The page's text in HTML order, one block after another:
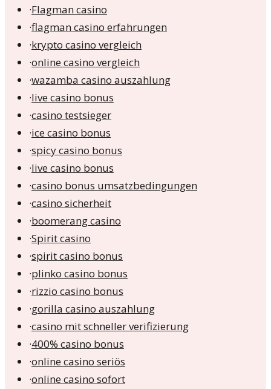
·Flagman casino
·flagman casino erfahrungen
·krypto casino vergleich
·online casino vergleich
·wazamba casino auszahlung
·live casino bonus
·casino testsieger
·ice casino bonus
·spicy casino bonus
·live casino bonus
·casino bonus umsatzbedingungen
·casino sicherheit
·boomerang casino
·Spirit casino
·spirit casino bonus
·plinko casino bonus
·rizzio casino bonus
·gorilla casino auszahlung
·casino mit schneller verifizierung
·400% casino bonus
·online casino seriös
·online casino sofort